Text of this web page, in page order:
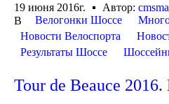
19 июня 2016г.
Автор:
В
Велогонки Шоссе
Новости Велоспорта
Результаты Шоссе
Tour de Beauce 2016.